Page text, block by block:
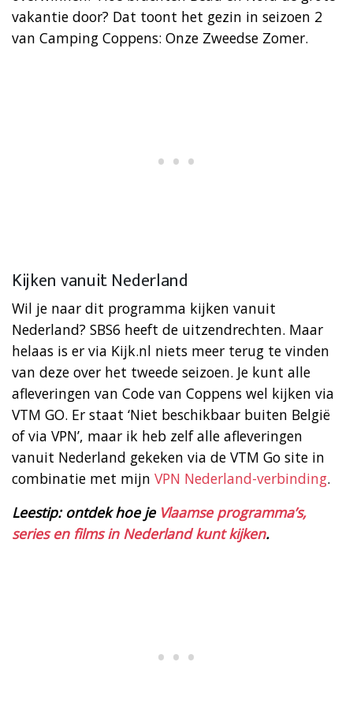
vakantie door? Dat toont het gezin in seizoen 2
van Camping Coppens: Onze Zweedse Zomer.
Kijken vanuit Nederland
Wil je naar dit programma kijken vanuit
Nederland? SBS6 heeft de uitzendrechten. Maar
helaas is er via Kijk.nl niets meer terug te vinden
van deze over het tweede seizoen. Je kunt alle
afleveringen van Code van Coppens wel kijken via
VTM GO. Er staat ‘Niet beschikbaar buiten België
of via VPN’, maar ik heb zelf alle afleveringen
vanuit Nederland gekeken via de VTM Go site in
combinatie met mijn VPN Nederland-verbinding.
Leestip: ontdek hoe je Vlaamse programma’s,
series en films in Nederland kunt kijken.